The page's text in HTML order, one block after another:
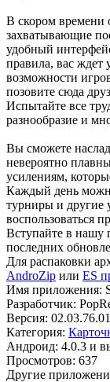
В скором времени
захватывающие
удобный
правила, вас ждет
возможности
позовите сюда
Испытайте все
разнообразие и
Вы сможете
невероятно
усилениям,
Каждый день
турниры и другие
воспользоваться
Вступайте в нашу
последних
Для распаковки
AndroZip или ES
Имя приложения:
Разработчик:
Версия: 02.03.76.01
Категория:
Андроид: 4.0.3 и
Просмотров: 637
Другие